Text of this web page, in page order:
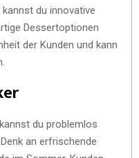
du innovative
Dessertoptionen
der Kunden und kann
du problemlos
an erfrischende